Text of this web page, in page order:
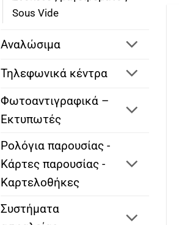
Sous Vide
Αναλώσιμα
Τηλεφωνικά κέντρα
Φωτοαντιγραφικά –
Εκτυπωτές
Ρολόγια παρουσίας -
Κάρτες παρουσίας -
Καρτελοθήκες
Συστήματα